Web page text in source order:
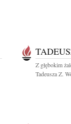
Z głębokim
Tadeusza Z.